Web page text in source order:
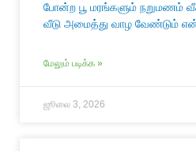
போன்ற பூ மரங்களும் நறுமணம்
வீடு அமைத்து வாழ வேண்டும்
மேலும் படிக்க »
ஜூலை 3, 2026